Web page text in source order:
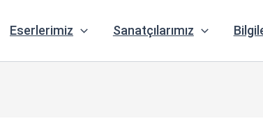
Eserlerimiz Sanatçılarımız